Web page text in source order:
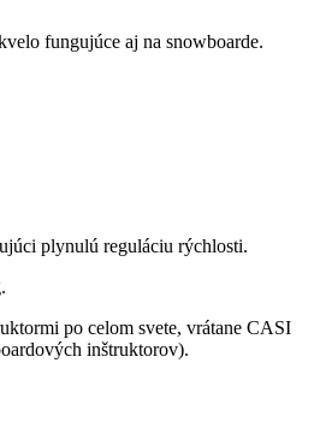
fungujúce aj na snowboarde.
plynulú reguláciu rýchlosti.
po celom svete, vrátane CASI
inštruktorov).